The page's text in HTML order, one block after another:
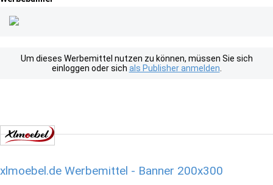
Um dieses Werbemittel nutzen zu können, müssen Sie sich
einloggen oder sich als Publisher anmelden
xlmoebel.de Werbemittel - Banner 200x300